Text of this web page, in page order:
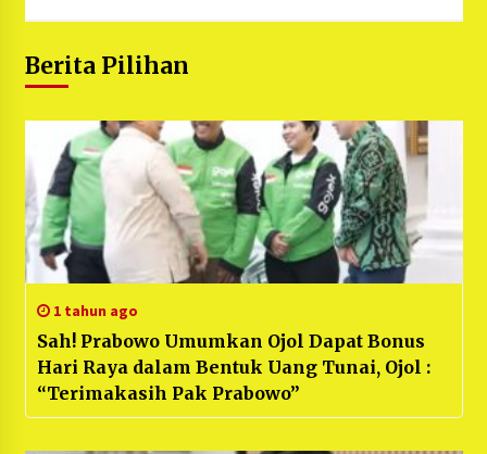
Berita Pilihan
1 tahun ago
Sah! Prabowo Umumkan Ojol Dapat Bonus
Hari Raya dalam Bentuk Uang Tunai, Ojol :
“Terimakasih Pak Prabowo”